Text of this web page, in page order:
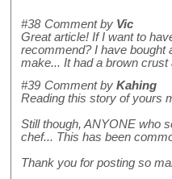
#38 Comment by Vic
Great article! If I want to
recommend? I have bought
make... It had a brown
#39 Comment by Kahing
Reading this story of yours
Still though, ANYONE who
chef... This has been
Thank you for posting so